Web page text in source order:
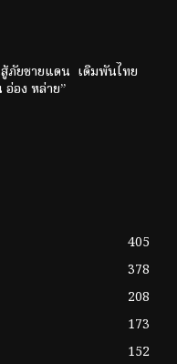
ภัยชายแดน เดิมพันไทย
อ่อง หล่าย”
405
378
208
173
152